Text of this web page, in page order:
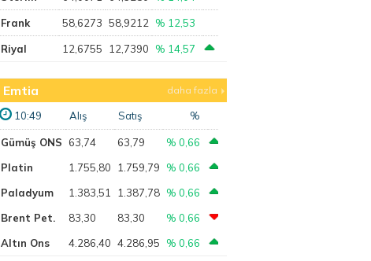
Frank 58,6273 58,9212 % 12,53
Riyal 12,6755 12,7390 % 14,57
Emtia daha fazla
10:49 Alış Satış %
Gümüş ONS 63,74 63,79
% 0,66
Platin
1.755,80 1.759,79
% 0,66
Paladyum
1.383,51 1.387,78 % 0,66
Brent Pet.
83,30 83,30
% 0,66
Altın Ons
4.286,40 4.286,95 % 0,66